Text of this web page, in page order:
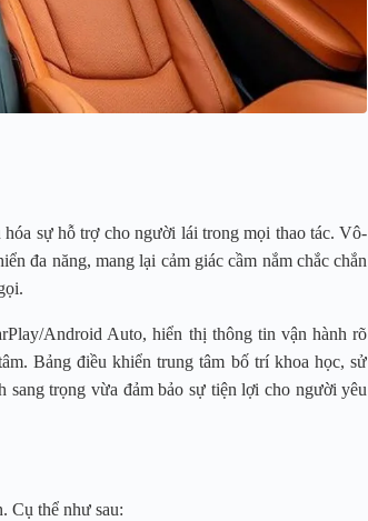
sự hỗ trợ cho người lái trong mọi thao tác. Vô-
đa năng, mang lại cảm giác cầm nắm chắc chắn
Android Auto, hiển thị thông tin vận hành rõ
Bảng điều khiển trung tâm bố trí khoa học, sử
trọng vừa đảm bảo sự tiện lợi cho người yêu
Cụ thể như sau: